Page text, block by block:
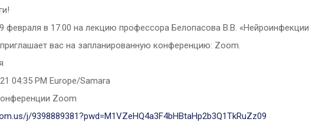
февраля в 17.00 на лекцию профессора Белопасова В.В. «Нейроинфекции
вас на запланированную конференцию: Zoom.
04:35 PM Europe/Samara
Zoom
j/9398889381?pwd=M1VZeHQ4a3F4bHBtaHp2b3Q1TkRuZz09